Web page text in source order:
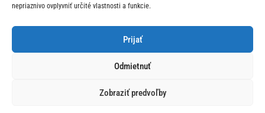
nepriaznivo ovplyvniť určité vlastnosti a funkcie.
Prijať
Odmietnuť
Zobraziť predvoľby
O Nás | Kontakt